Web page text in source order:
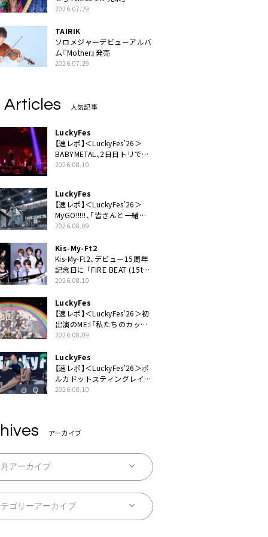
2026.07.29
TAIRIK
ソロメジャーデビューアルバ
ム『Mother』発売
2026.07.29
Articles 人気記事
LuckyFes
【速レポ】＜LuckyFes’26＞
BABYMETAL、2日目トリで圧
倒的な存在感「超楽しいね！
2026.08.10
LuckyFes
【速レポ】＜LuckyFes’26＞
MyGO!!!!!、「皆さんと一緒に
素敵な時間を過ごしていけた
2026.08.09
Kis-My-Ft2
Kis-My-Ft2、デビュー15周年
記念日に 「FIRE BEAT (15th
ver.)」「祈り (15th ver.)」配信
2026.08.10
LuckyFes
【速レポ】＜LuckyFes’26＞初
出演のME:I「私たちのカッコ
いい姿、目に焼き付けていっ
2026.08.09
LuckyFes
【速レポ】＜LuckyFes’26＞ポ
ルカドットスティングレイが
示したロックバンドの底力
やる」
2026.08.10
アーカイブ